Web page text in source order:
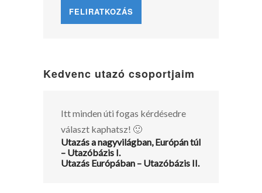
Kedvenc utazó csoportjaim
Itt minden úti fogas kérdésedre
választ kaphatsz! 🙂
Utazás a nagyvilágban, Európán túl
– Utazóbázis I.
Utazás Európában – Utazóbázis II.